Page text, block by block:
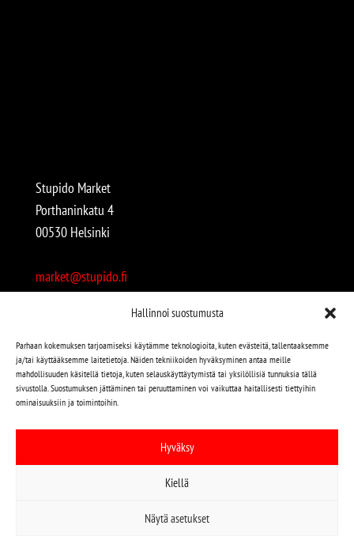
Hallinnoi suostumusta
Parhaan kokemuksen tarjoamiseksi käytämme teknologioita, kuten evästeitä, tallentaaksemme
ja/tai käyttääksemme laitetietoja. Näiden tekniikoiden hyväksyminen antaa meille
mahdollisuuden käsitellä tietoja, kuten selauskäyttäytymistä tai yksilöllisiä tunnuksia tällä
sivustolla. Suostumuksen jättäminen tai peruuttaminen voi vaikuttaa haitallisesti tiettyihin
ominaisuuksiin ja toimintoihin.
Hyväksy
Kiellä
Näytä asetukset
Stupido Market
Porthaninkatu 4
00530 Helsinki
market@stupido.fi
Avoinna:
arkisin 12-18
lauantaisin 12-17
Stupido löytyy myös kivijalasta!
Stupido Marketista löydät niin uudet kuin käytetytkin
levyt, vaatteet, kirjat, korut jne jne…